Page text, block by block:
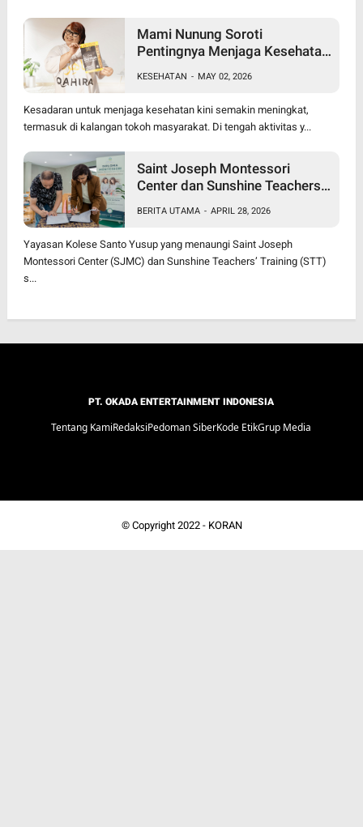
Mami Nunung Soroti
Pentingnya Menjaga Kesehatan
Alami dalam penanganan
benjolan
KESEHATAN - MAY 02, 2026
Kesadaran untuk menjaga kesehatan kini semakin meningkat,
termasuk di kalangan tokoh masyarakat. Di tengah aktivitas y...
Saint Joseph Montessori
Center dan Sunshine Teachers’
Sama, Luncurkan Program
Diploma Montessori Berjenjang
Pertama di Jawa Timur
BERITA UTAMA - APRIL 28, 2026
Yayasan Kolese Santo Yusup yang menaungi Saint Joseph
Montessori Center (SJMC) dan Sunshine Teachers’ Training (STT)
s...
PT. OKADA ENTERTAINMENT INDONESIA
Tentang KamiRedaksiPedoman SiberKode EtikGrup Media
© Copyright 2022 - KORAN